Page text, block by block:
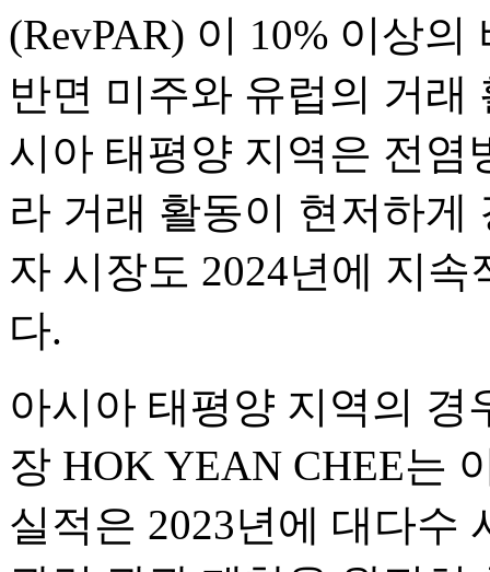
(RevPAR) 이 10% 이상
반면 미주와 유럽의 거
시아 태평양 지역은 전염
라 거래 활동이 현저하게
자 시장도 2024년에 지
다.
아시아 태평양 지역의 경
장 HOK YEAN CHEE는
실적은 2023년에 대다수